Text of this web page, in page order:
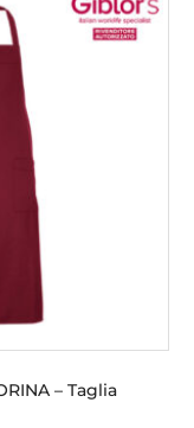
– Taglia